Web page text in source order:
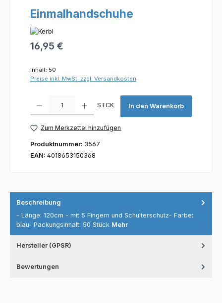
Einmalhandschuhe
Regulärer Preis:
16,95 €
Inhalt: 50
Preise inkl. MwSt. zzgl. Versandkosten
STCK In den Warenkorb
Zum Merkzettel hinzufügen
Produktnummer: 3567
EAN: 4018653150368
Beschreibung
- Länge: 120cm - mit 5 Fingern und Schulterschutz- Farbe:
blau- Packungsinhalt: 50 Stück Mehr
Hersteller (GPSR)
Bewertungen